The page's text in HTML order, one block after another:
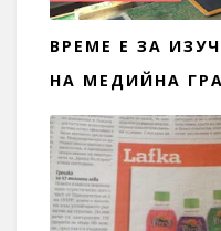
ВРЕМЕ Е ЗА
НА МЕДИЙНА